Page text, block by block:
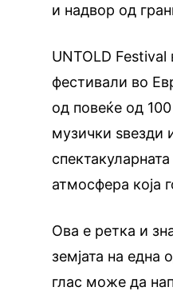
и надвор од
UNTOLD Festival
фестивали во
од повеќе од
музички ѕвезди
атмосфера која
Ова е ретка и
земјата на една
глас може да